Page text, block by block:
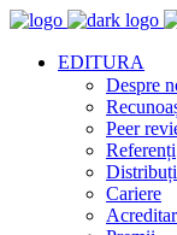
EDITURA
Despre
Peer
Referenți
Cariere